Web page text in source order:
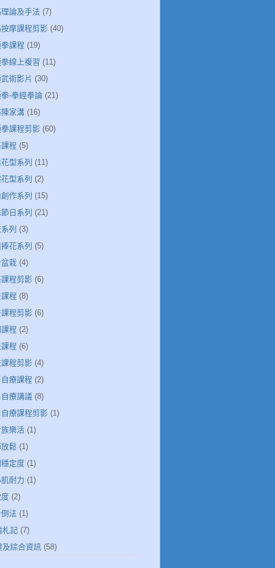
論及手法 (7)
按摩課程剪影 (40)
課程 (19)
線上複習 (11)
術影片 (30)
-拳經拳論 (21)
家溝 (16)
課程剪影 (60)
程 (5)
型系列 (11)
型系列 (2)
作系列 (15)
日系列 (21)
列 (3)
花系列 (5)
栽 (4)
程剪影 (6)
程 (8)
程剪影 (6)
程 (2)
程 (6)
程剪影 (4)
療課程 (2)
療講議 (8)
療課程剪影 (1)
樂活 (1)
鬆 (1)
定度 (1)
耐力 (1)
(2)
法 (1)
札記 (7)
及綜合資訊 (58)